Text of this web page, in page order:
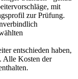
mit
zur Prüfung.
entschieden haben,
Alle Kosten der